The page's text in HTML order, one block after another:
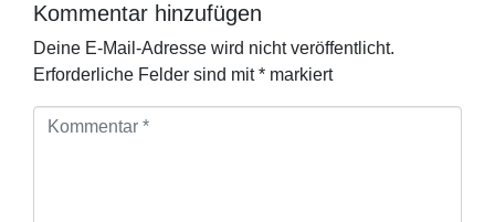
Kommentar hinzufügen
Deine E-Mail-Adresse wird nicht veröffentlicht.
Erforderliche Felder sind mit* markiert